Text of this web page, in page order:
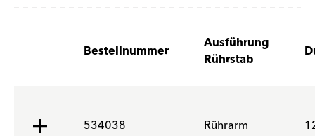
Bestellnummer
Ausführung
Rührstab
534038 Rührarm